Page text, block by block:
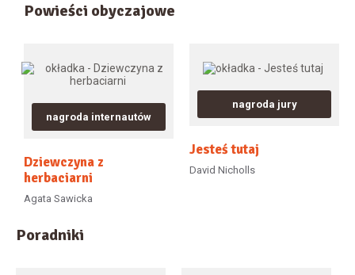
Powieści obyczajowe
nagroda internautów
Dziewczyna z
herbaciarni
Agata Sawicka
nagroda jury
Jesteś tutaj
David Nicholls
Poradniki